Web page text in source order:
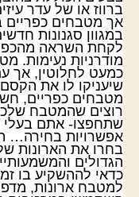
ברווז או של עדר
אך מטבחים כפריים
במגוון סגנונות
לקחת השראה
מודרניות נעימות.
כמעט לחלוטין, אך
שיעניקו לו את
מטבחים כפריים,
רוצים שהמטבח
שתחפצו- אתם בעלי
אפשרויות בחירה…
בחרו את הארונות
הגדולים
כדאי לההשקיע בו
למטבח ארונות, מדפי